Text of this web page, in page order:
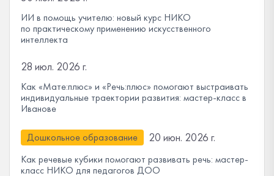
ИИ в помощь учителю: новый курс НИКО
по практическому применению искусственного
интеллекта
28 июл. 2026 г.
Как «Мате:плюс» и «Речь:плюс» помогают выстраивать
индивидуальные траектории развития: мастер-класс в
Иванове
Дошкольное образование 20 июн. 2026 г.
Как речевые кубики помогают развивать речь: мастер-
класс НИКО для педагогов ДОО